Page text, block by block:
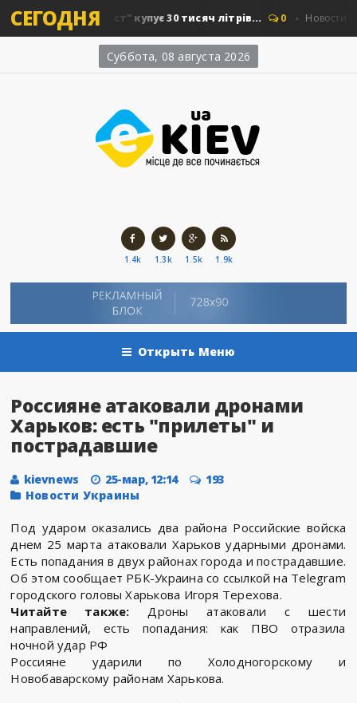
СЕГОДНЯ купує 30 тисяч літрів... 0 Новости
Суббота, 08 августа 2026
1.4k 1.3k 1.5k 1.9k
Открыть Меню
Россияне атаковали дронами
Харьков: есть "прилеты" и
пострадавшие
kievnews 25-мар, 12:14
193
Новости Украины
Под ударом оказались два района Российские войска
днем 25 марта атаковали Харьков ударными дронами.
Есть попадания в двух районах города и пострадавшие.
Об этом сообщает РБК-Украина со ссылкой на Telegram
городского головы Харькова Игоря Терехова.
Читайте также: Дроны атаковали с шести
направлений, есть попадания: как ПВО отразила
ночной удар РФ
Россияне ударили по Холодногорскому и
Новобаварскому районам Харькова.